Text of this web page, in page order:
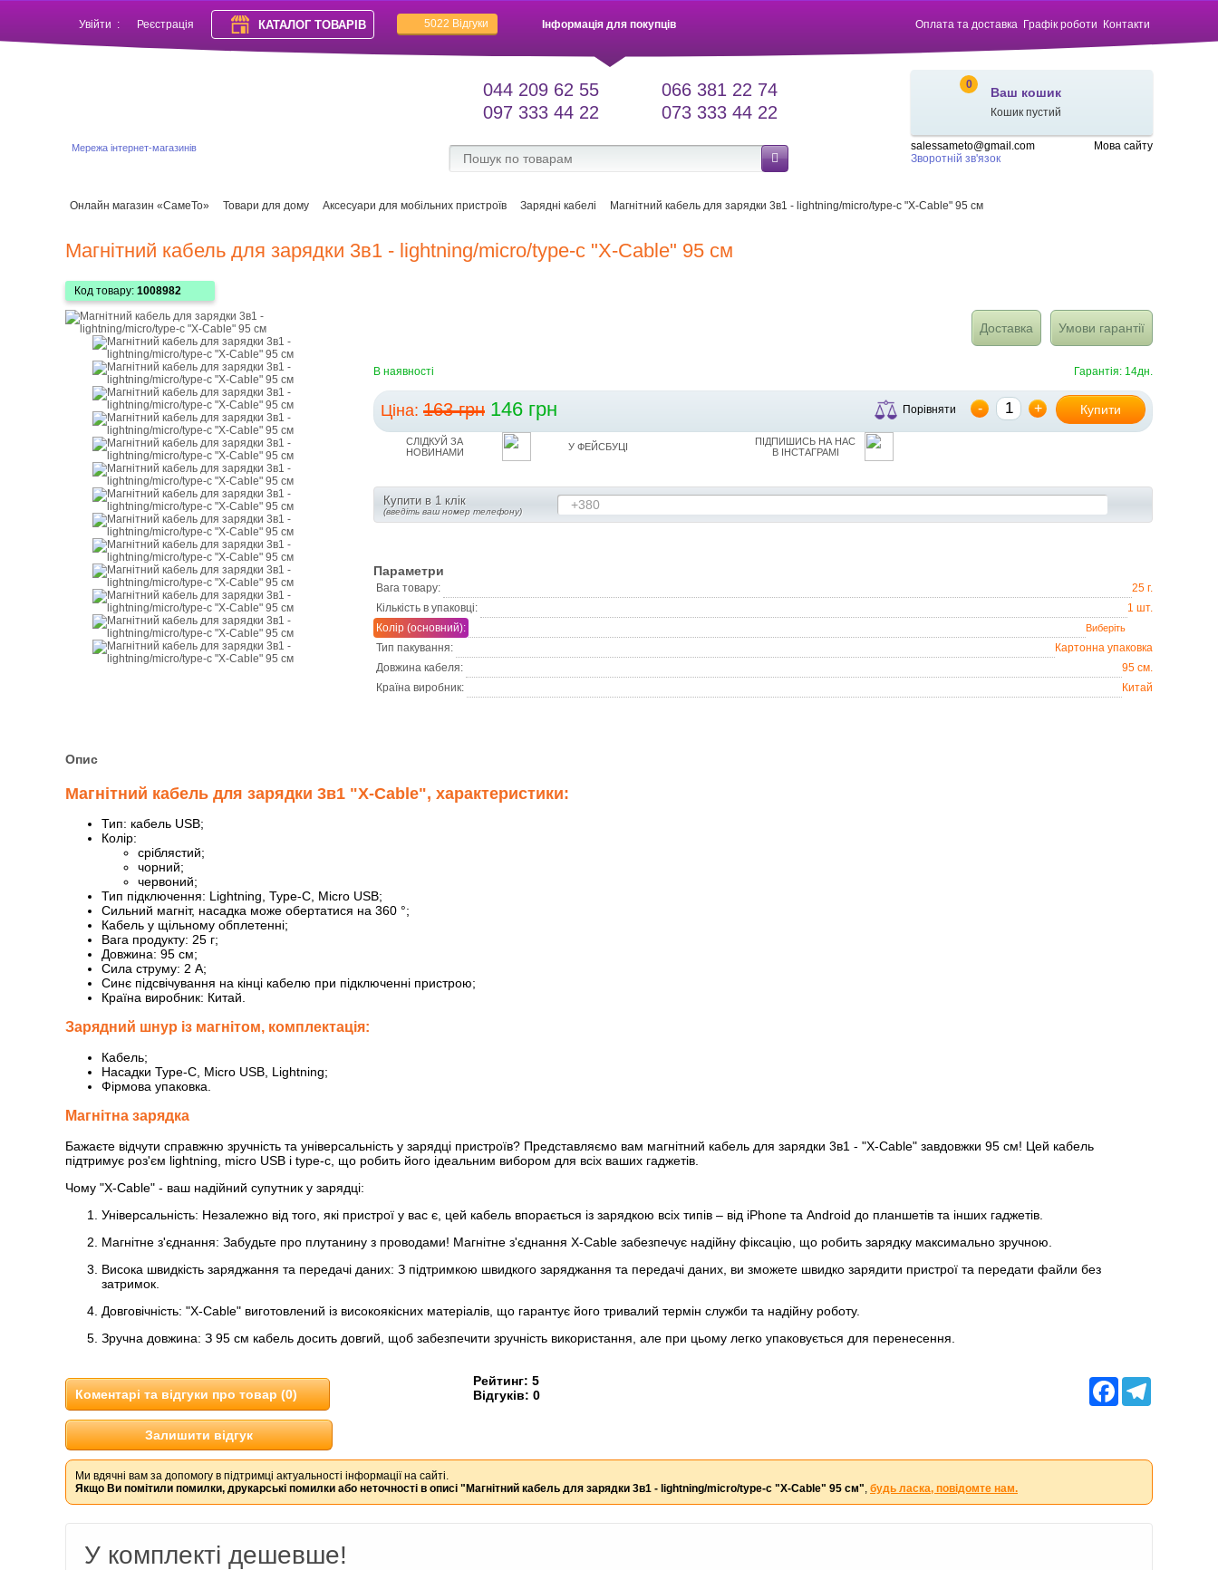
Увійти : Реєстрація КАТАЛОГ ТОВАРІВ 5022 Відгуки Оплата та доставка Графік роботи Контакти
Інформація для покупців
Мережа інтернет-магазинів
0
Ваш кошик
Кошик пустий
salessameto@gmail.com
Зворотній зв'язок
Мова сайту
044 209 62 55
097 333 44 22
066 381 22 74
073 333 44 22
Онлайн магазин «СамеТо» Товари для дому Аксесуари для мобільних пристроїв Зарядні кабелі Магнітний кабель для зарядки 3в1 - lightning/micro/type-c "X-Cable" 95 см
Магнітний кабель для зарядки 3в1 - lightning/micro/type-c "X-Cable" 95 см
Код товару: 1008982
Доставка Умови гарантії
В наявності Гарантія: 14дн.
Ціна: 163 грн 146 грн Порівняти - + Купити
СЛІДКУЙ ЗА
НОВИНАМИ
У ФЕЙСБУЦІ
ПІДПИШИСЬ НА НАС
В ІНСТАГРАМІ
Купити в 1 клік
(введіть ваш номер телефону) +380
Параметри
Вага товару:
25 г.
Кількість в упаковці:
1 шт.
Колір (основний):
Тип пакування:
Картонна упаковка
Довжина кабеля:
95 см.
Країна виробник:
Китай
Опис
Магнітний кабель для зарядки 3в1 "X-Cable", характеристики:
Тип: кабель USB;
Колір:
сріблястий;
чорний;
червоний;
Тип підключення: Lightning, Type-C, Micro USB;
Сильний магніт, насадка може обертатися на 360 °;
Кабель у щільному обплетенні;
Вага продукту: 25 г;
Довжина: 95 см;
Сила струму: 2 А;
Синє підсвічування на кінці кабелю при підключенні пристрою;
Країна виробник: Китай.
Зарядний шнур із магнітом, комплектація:
Кабель;
Насадки Type-C, Micro USB, Lightning;
Фірмова упаковка.
Магнітна зарядка
Бажаєте відчути справжню зручність та універсальність у зарядці пристроїв? Представляємо вам магнітний кабель для зарядки 3в1 - "X-Cable" завдовжки 95 см! Цей кабель
підтримує роз'єм lightning, micro USB і type-c, що робить його ідеальним вибором для всіх ваших гаджетів.
Чому "X-Cable" - ваш надійний супутник у зарядці:
Універсальність: Незалежно від того, які пристрої у вас є, цей кабель впорається із зарядкою всіх типів – від iPhone та Android до планшетів та інших гаджетів.
Магнітне з'єднання: Забудьте про плутанину з проводами! Магнітне з'єднання X-Cable забезпечує надійну фіксацію, що робить зарядку максимально зручною.
Висока швидкість заряджання та передачі даних: З підтримкою швидкого заряджання та передачі даних, ви зможете швидко зарядити пристрої та передати файли без
затримок.
Довговічність: "X-Cable" виготовлений із високоякісних матеріалів, що гарантує його тривалий термін служби та надійну роботу.
Зручна довжина: З 95 см кабель досить довгий, щоб забезпечити зручність використання, але при цьому легко упаковується для перенесення.
Facebook
Коментарі та відгуки про товар (0)
Рейтинг: 5
Відгуків: 0
Залишити відгук
Ми вдячні вам за допомогу в підтримці актуальності інформації на сайті.
Якщо Ви помітили помилки, друкарські помилки або неточності в описі "Магнітний кабель для зарядки 3в1 - lightning/micro/type-c "X-Cable" 95 см", будь ласка, повідомте нам.
У комплекті дешевше!